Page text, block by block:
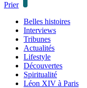
Prier
Belles histoires
Interviews
Tribunes
Actualités
Lifestyle
Découvertes
Spiritualité
Léon XIV à Paris